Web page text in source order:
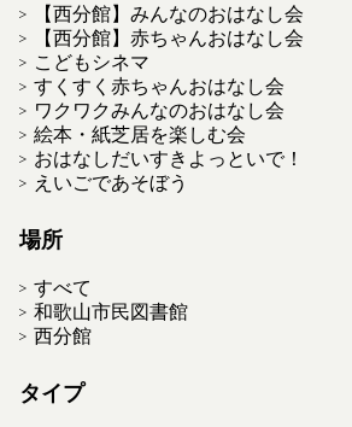
【西分館】みんなのおはなし会
【西分館】赤ちゃんおはなし会
こどもシネマ
すくすく赤ちゃんおはなし会
ワクワクみんなのおはなし会
絵本・紙芝居を楽しむ会
おはなしだいすきよっといで！
えいごであそぼう
場所
すべて
和歌山市民図書館
西分館
タイプ